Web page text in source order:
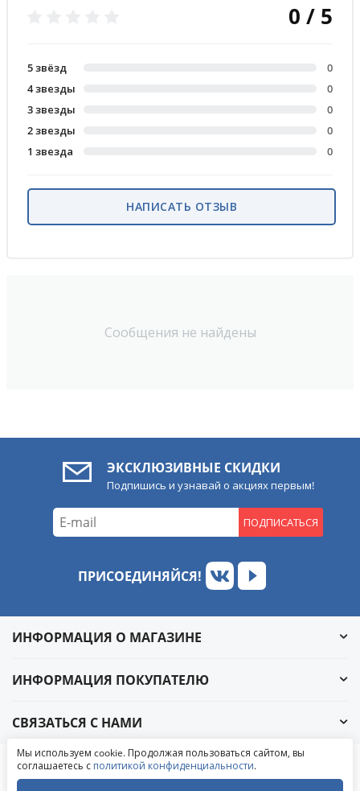
Сообщения не найдены
0 / 5
5 звёзд
0
4 звезды
0
3 звезды
0
2 звезды
0
1 звезда
0
НАПИСАТЬ ОТЗЫВ
ЭКСКЛЮЗИВНЫЕ СКИДКИ
Подпишись и узнавай о акциях первым!
ПОДПИСАТЬСЯ
ПРИСОЕДИНЯЙСЯ!
ИНФОРМАЦИЯ О МАГАЗИНЕ
ИНФОРМАЦИЯ ПОКУПАТЕЛЮ
СВЯЗАТЬСЯ С НАМИ
© 2004-2026 «УралАвтоСаунд»
Написать в ВКонтакте
Написать в MAX
Мы используем cookie. Продолжая пользоваться сайтом, вы
соглашаетесь с политикой конфиденциальности.